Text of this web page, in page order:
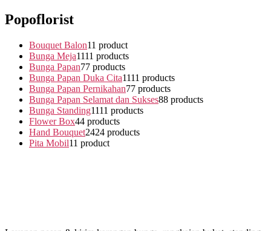
Popoflorist
Bouquet Balon11 product
Bunga Meja1111 products
Bunga Papan77 products
Bunga Papan Duka Cita1111 products
Bunga Papan Pernikahan77 products
Bunga Papan Selamat dan Sukses88 products
Bunga Standing1111 products
Flower Box44 products
Hand Bouquet2424 products
Pita Mobil11 product